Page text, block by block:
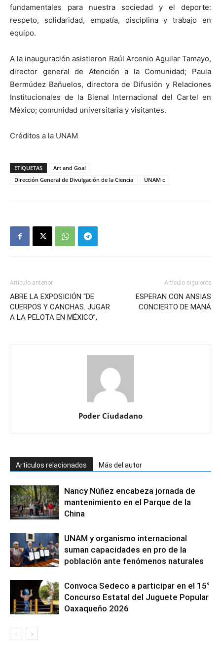
fundamentales para nuestra sociedad y el deporte:
respeto, solidaridad, empatía, disciplina y trabajo en
equipo.
A la inauguración asistieron Raúl Arcenio Aguilar Tamayo,
director general de Atención a la Comunidad; Paula
Bermúdez Bañuelos, directora de Difusión y Relaciones
Institucionales de la Bienal Internacional del Cartel en
México; comunidad universitaria y visitantes.
Créditos a la UNAM
ETIQUETAS
Art and Goal
Dirección General de Divulgación de la Ciencia
UNAM c
Artículo anterior
ABRE LA EXPOSICIÓN “DE
CUERPOS Y CANCHAS. JUGAR
A LA PELOTA EN MÉXICO”,
Artículo siguiente
ESPERAN CON ANSIAS
CONCIERTO DE MANÁ
Poder Ciudadano
Artículos relacionados Más del autor
Nancy Núñez encabeza jornada de
mantenimiento en el Parque de la
China
UNAM y organismo internacional
suman capacidades en pro de la
población ante fenómenos naturales
Convoca Sedeco a participar en el 15°
Concurso Estatal del Juguete Popular
Oaxaqueño 2026